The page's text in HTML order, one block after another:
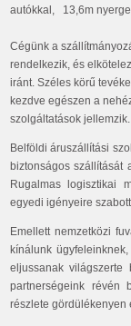
autókkal, 13,6m
Cégünk a
rendelkezik, és
iránt. Széles körű
kezdve egészen a
szolgáltatások jellemzik.
Belföldi áruszállítási
biztonságos szállítását
Rugalmas logisztikai
egyedi igényeire
Emellett nemzetközi
kínálunk
eljussanak világszerte
partnerségeink révén
részlete gördülékenyen